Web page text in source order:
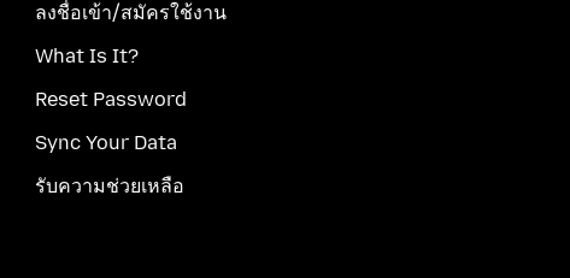
ลงชื่อเข้า/สมัครใช้งาน
What Is It?
Reset Password
Sync Your Data
รับความช่วยเหลือ